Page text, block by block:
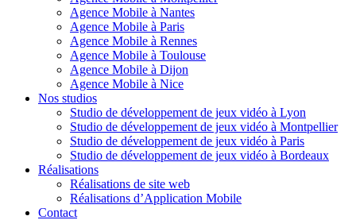
Agence Mobile à Nantes
Agence Mobile à Paris
Agence Mobile à Rennes
Agence Mobile à Toulouse
Agence Mobile à Dijon
Agence Mobile à Nice
Nos studios
Studio de développement de jeux vidéo à Lyon
Studio de développement de jeux vidéo à Montpellier
Studio de développement de jeux vidéo à Paris
Studio de développement de jeux vidéo à Bordeaux
Réalisations
Réalisations de site web
Réalisations d’Application Mobile
Contact